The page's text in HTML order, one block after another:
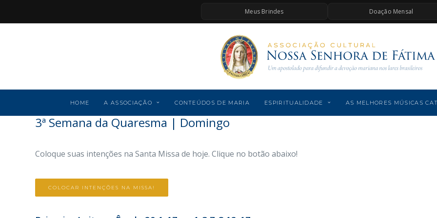
Meus Brindes Doação Mensal
HOME A ASSOCIAÇÃO CONTEÚDOS DE MARIA ESPIRITUALIDADE AS MELHORES MÚSICAS
3ª Semana da Quaresma | Domingo
Coloque suas intenções na Santa Missa de hoje. Clique no botão abaixo!
COLOCAR INTENÇÕES NA MISSA!